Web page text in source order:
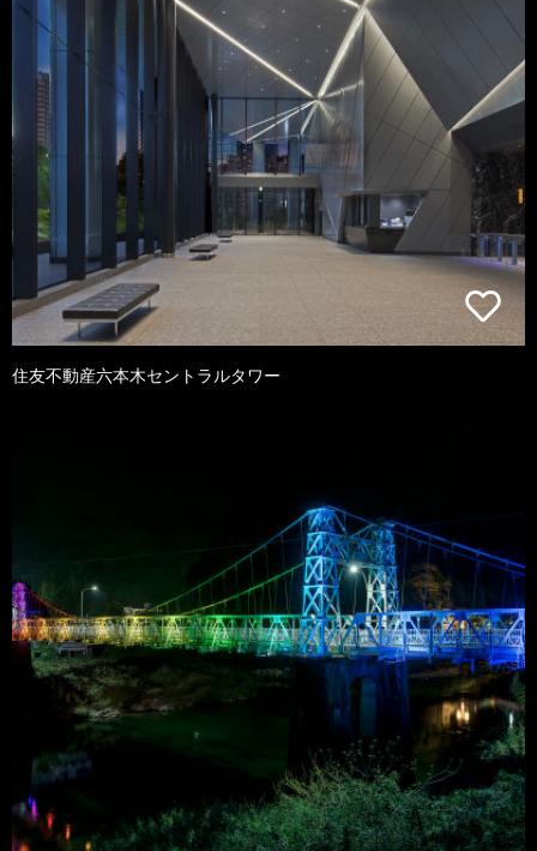
住友不動産六本木セントラルタワー